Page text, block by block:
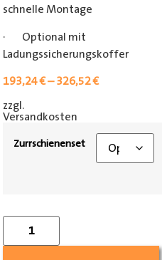
schnelle Montage
· Optional mit
Ladungssicherungskoffer
193,24€–326,52€
zzgl.
Versandkosten
Zurrschienenset